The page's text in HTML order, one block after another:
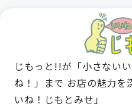
じもっと!!が「小さない
ね！」まで お店の魅力を
いね！じもとみせ」